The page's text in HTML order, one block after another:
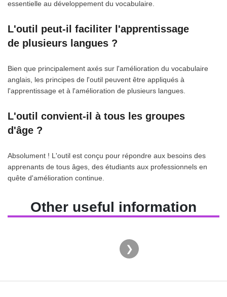
essentielle au développement du vocabulaire.
L'outil peut-il faciliter l'apprentissage
de plusieurs langues ?
Bien que principalement axés sur l'amélioration du vocabulaire
anglais, les principes de l'outil peuvent être appliqués à
l'apprentissage et à l'amélioration de plusieurs langues.
L'outil convient-il à tous les groupes
d'âge ?
Absolument ! L'outil est conçu pour répondre aux besoins des
apprenants de tous âges, des étudiants aux professionnels en
quête d'amélioration continue.
Other useful information